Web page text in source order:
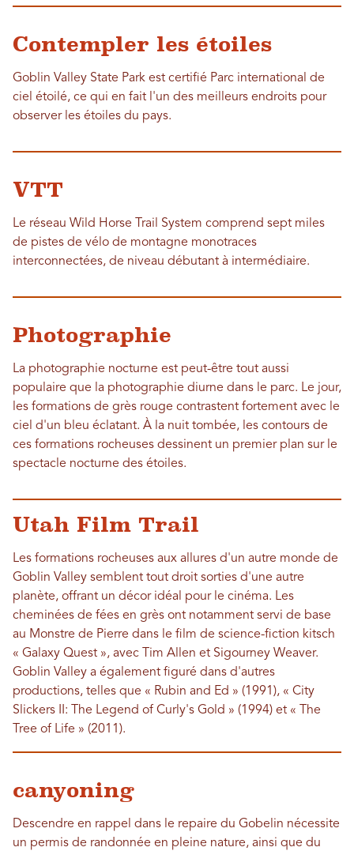
Contempler les étoiles
Goblin Valley State Park est certifié Parc international de
ciel étoilé, ce qui en fait l'un des meilleurs endroits pour
observer les étoiles du pays.
VTT
Le réseau Wild Horse Trail System comprend sept miles
de pistes de vélo de montagne monotraces
interconnectées, de niveau débutant à intermédiaire.
Photographie
La photographie nocturne est peut-être tout aussi
populaire que la photographie diurne dans le parc. Le jour,
les formations de grès rouge contrastent fortement avec le
ciel d'un bleu éclatant. À la nuit tombée, les contours de
ces formations rocheuses dessinent un premier plan sur le
spectacle nocturne des étoiles.
Utah Film Trail
Les formations rocheuses aux allures d'un autre monde de
Goblin Valley semblent tout droit sorties d'une autre
planète, offrant un décor idéal pour le cinéma. Les
cheminées de fées en grès ont notamment servi de base
au Monstre de Pierre dans le film de science-fiction kitsch
« Galaxy Quest », avec Tim Allen et Sigourney Weaver.
Goblin Valley a également figuré dans d'autres
productions, telles que « Rubin and Ed » (1991), « City
Slickers II: The Legend of Curly's Gold » (1994) et « The
Tree of Life » (2011).
canyoning
Descendre en rappel dans le repaire du Gobelin nécessite
un permis de randonnée en pleine nature, ainsi que du